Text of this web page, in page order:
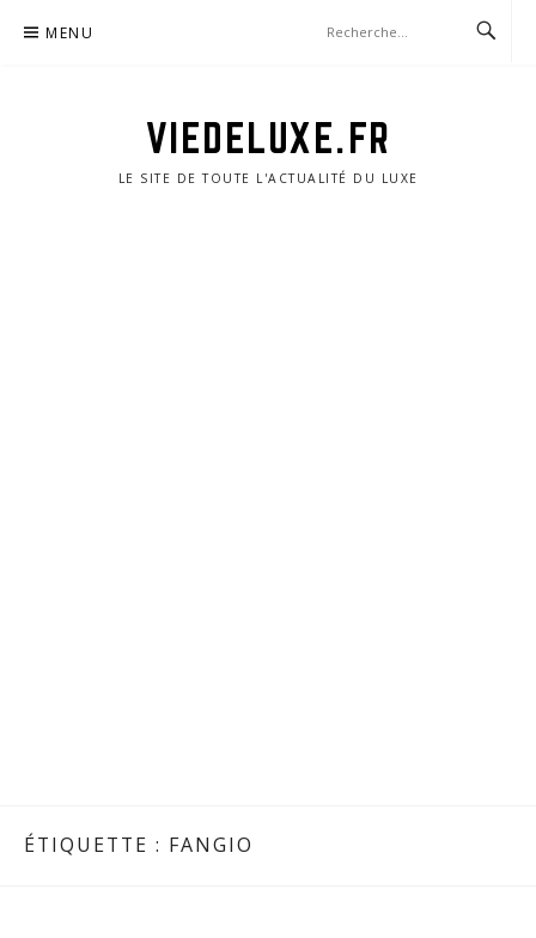
MENU
VIEDELUXE.FR
LE SITE DE TOUTE L'ACTUALITÉ DU LUXE
ÉTIQUETTE : FANGIO